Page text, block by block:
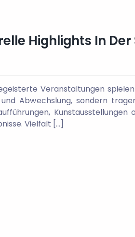
Highlights In Der
Veranstaltungen
Abwechslung, sondern
Kunstausstellungen
Vielfalt […]